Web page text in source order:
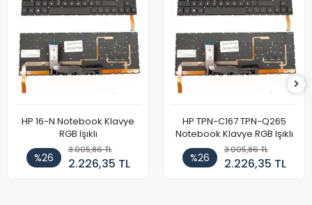
HP 16-N Notebook Klavye
RGB Işıklı
%26
3.005,86 TL
2.226,35 TL
HP TPN-C167 TPN-Q265
Notebook Klavye RGB Işıklı
%26
3.005,86 TL
2.226,35 TL